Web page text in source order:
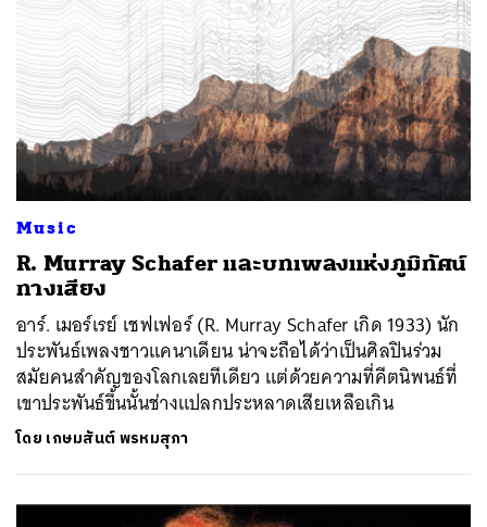
Music
R. Murray Schafer และบทเพลงแห่งภูมิทัศน์
ทางเสียง
อาร์. เมอร์เรย์ เชฟเฟอร์ (R. Murray Schafer เกิด 1933) นัก
ประพันธ์เพลงชาวแคนาเดียน น่าจะถือได้ว่าเป็นศิลปินร่วม
สมัยคนสำคัญของโลกเลยทีเดียว แต่ด้วยความที่คีตนิพนธ์ที่
เขาประพันธ์ขึ้นนั้นช่างแปลกประหลาดเสียเหลือเกิน
โดย เกษมสันต์ พรหมสุภา